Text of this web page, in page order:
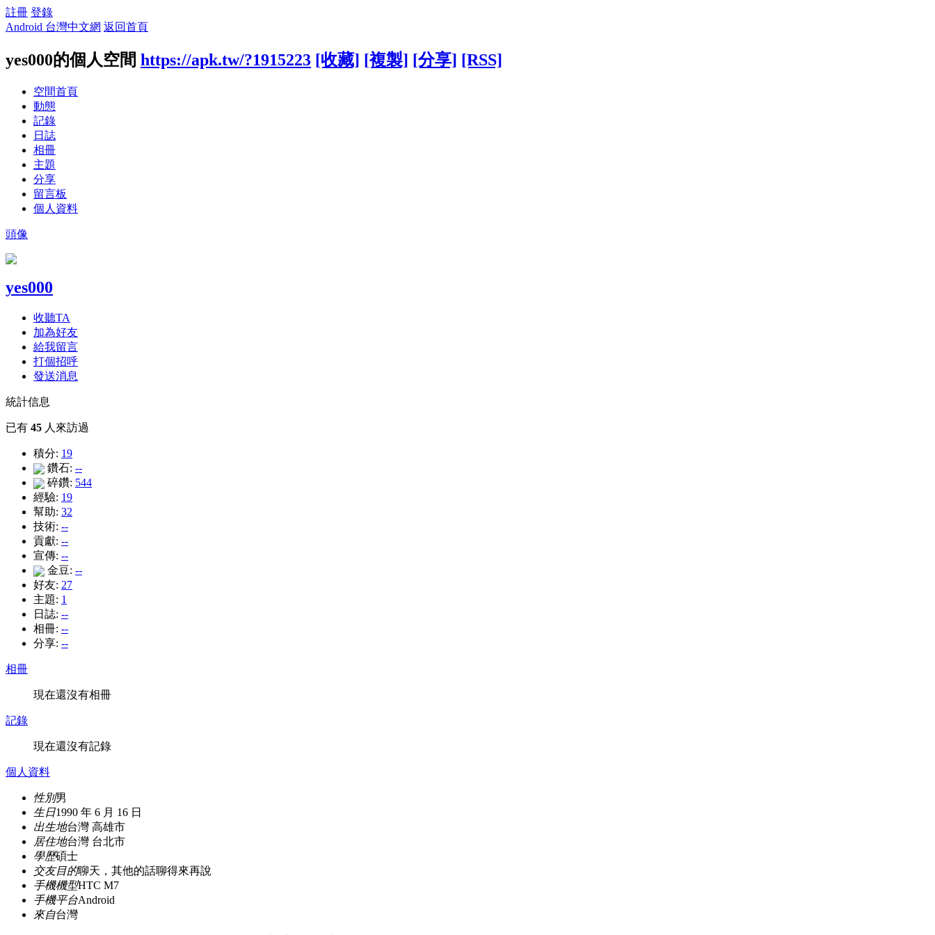
註冊 登錄
Android 台灣中文網 返回首頁
yes000的個人空間 https://apk.tw/?1915223 [收藏] [複製] [分享] [RSS]
空間首頁
動態
記錄
日誌
相冊
主題
分享
留言板
個人資料
頭像
yes000
收聽TA
加為好友
給我留言
打個招呼
發送消息
統計信息
已有 45 人來訪過
積分: 19
鑽石: --
碎鑽: 544
經驗: 19
幫助: 32
技術: --
貢獻: --
宣傳: --
金豆: --
好友: 27
主題: 1
日誌: --
相冊: --
分享: --
相冊
現在還沒有相冊
記錄
現在還沒有記錄
個人資料
性別男
生日1990 年 6 月 16 日
出生地台灣 高雄市
居住地台灣 台北市
學歷碩士
交友目的聊天，其他的話聊得來再說
手機機型HTC M7
手機平台Android
來自台灣